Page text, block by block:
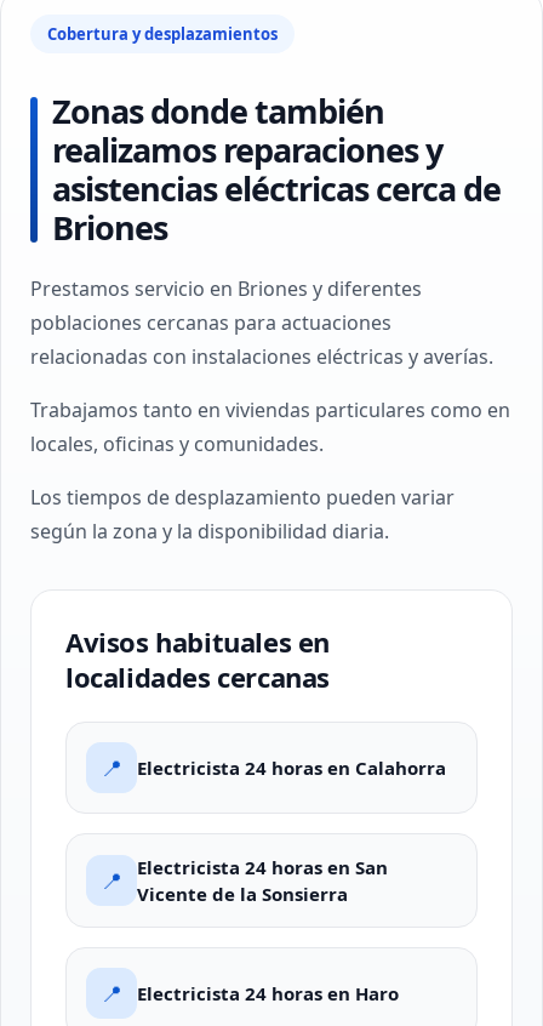
Cobertura y desplazamientos
Zonas donde también
realizamos reparaciones y
asistencias eléctricas cerca de
Briones
Prestamos servicio en Briones y diferentes
poblaciones cercanas para actuaciones
relacionadas con instalaciones eléctricas y averías.
Trabajamos tanto en viviendas particulares como en
locales, oficinas y comunidades.
Los tiempos de desplazamiento pueden variar
según la zona y la disponibilidad diaria.
Avisos habituales en
localidades cercanas
📍 Electricista 24 horas en Calahorra
📍
Electricista 24 horas en San
Vicente de la Sonsierra
📍 Electricista 24 horas en Haro